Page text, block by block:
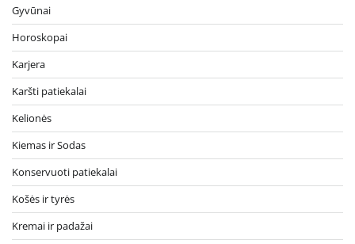
Gyvūnai
Horoskopai
Karjera
Karšti patiekalai
Kelionės
Kiemas ir Sodas
Konservuoti patiekalai
Košės ir tyrės
Kremai ir padažai